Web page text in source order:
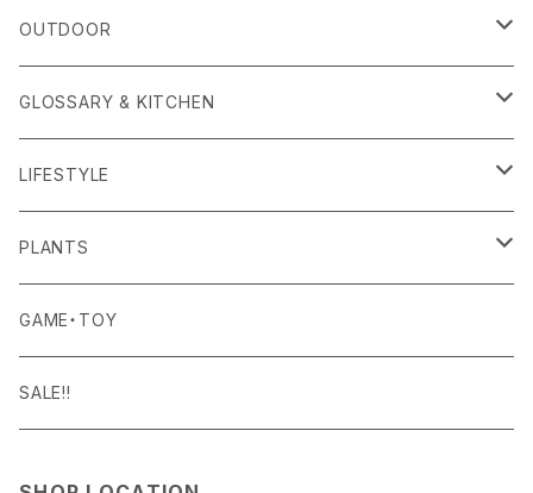
Amina Collection
APOTHEKE FRAGRANCE
BAICYCLON
BISQUE
Curry Mason
Detail
OUTER
TOPS
BOTTOMS
ROOM WEAR
SHOES
HAT・CAP
OUTDOOR
CARRYING GOODS
LIGHTING
MILITARY GOODS
NITE IZE
S-BBINER
RGM
GLOSSARY & KITCHEN
FOOD
DRINK
KITCHEN GOODS
TABLEWARE
LIFESTYLE
ALOMA
ART PIECE
BODY & SKIN CARE
PLANTS
POTTED PLANTS
TERRARIUM
GAME・TOY
SALE!!